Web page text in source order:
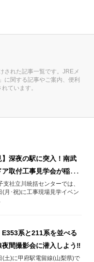
された記事一覧です。JREメ
に関する記事やご案内、便利
ています。
】深夜の駅に突入！南武
取付工事見学会が稲城
支社立川統括センターでは、
月･祝)に工事現場見学イベン
E353系と211系を並べる
夜間撮影会に潜入しよう‼
土)に甲府駅電留線(山梨県)で